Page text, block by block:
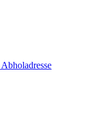
Abholadresse